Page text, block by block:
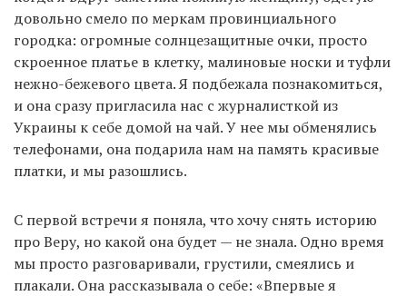
довольно смело по меркам провинциального
городка: огромные солнцезащитные очки, просто
скроенное платье в клетку, малиновые носки и туфли
нежно-бежевого цвета. Я подбежала познакомиться,
и она сразу пригласила нас с журналисткой из
Украины к себе домой на чай. У нее мы обменялись
телефонами, она подарила нам на память красивые
платки, и мы разошлись.
С первой встречи я поняла, что хочу снять историю
про Веру, но какой она будет — не знала. Одно время
мы просто разговаривали, грустили, смеялись и
плакали. Она рассказывала о себе: «Впервые я